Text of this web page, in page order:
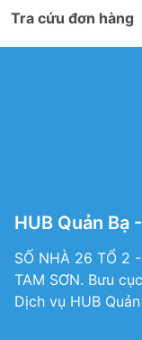
Tra cứu đơn hàng
HUB Quản Bạ
SỐ NHÀ 26 TỔ 2
TAM SƠN. Bưu
Dịch vụ HUB